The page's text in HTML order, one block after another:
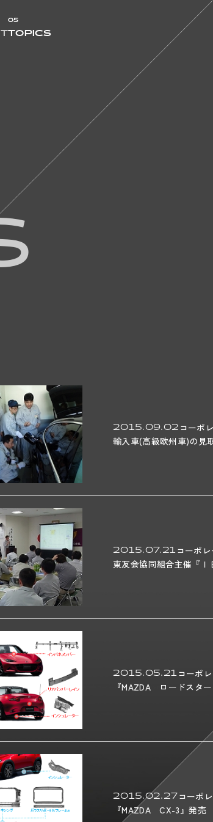
05
TOPICS
2015.09.02 コーポ
輸入車(高級欧州車)の見
2015.07.21コーポ
東友会協同組合主催『Ｉ
2015.05.21コーポ
『MAZDA ロードスタ
2015.02.27コーポ
『MAZDA CX-3』発売